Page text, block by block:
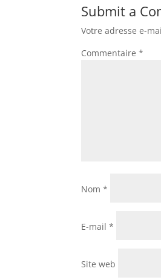
Submit a
Votre adresse e-
Commentaire*
Nom*
E-mail*
Site web